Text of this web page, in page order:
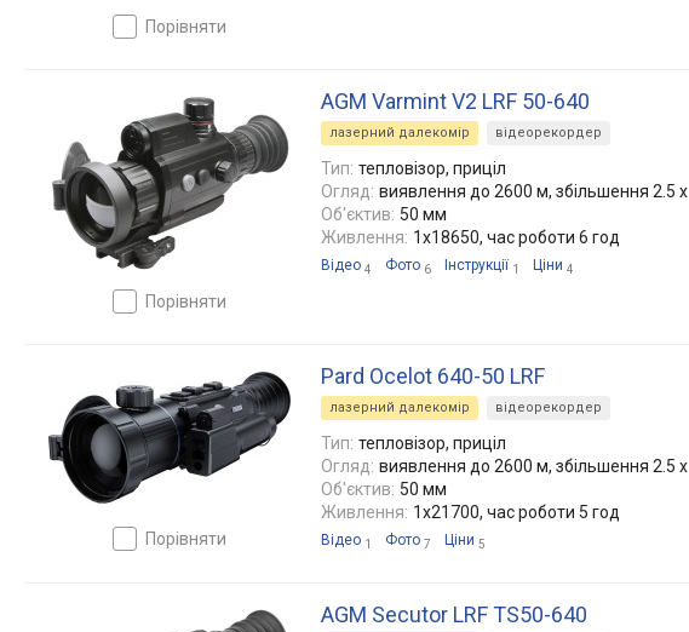
порівняти
порівняти
AGM Varmint V2 LRF 50-640
лазерний далекомір відеорекордер
Тип: тепловізор, приціл
Огляд: виявлення до 2600 м, збільшення 2.5 x
Об'єктив: 50 мм
Живлення: 1x18650, час роботи 6 год
Відео 4 Фото 6 Інструкції 1 Ціни 4
порівняти
Pard Ocelot 640-50 LRF
лазерний далекомір відеорекордер
Тип: тепловізор, приціл
Огляд: виявлення до 2600 м, збільшення 2.5 x
Об'єктив: 50 мм
Живлення: 1x21700, час роботи 5 год
Відео 1 Фото 7 Ціни 5
AGM Secutor LRF TS50-640